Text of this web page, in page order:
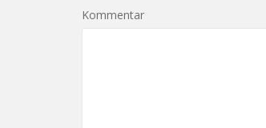
Kommentar